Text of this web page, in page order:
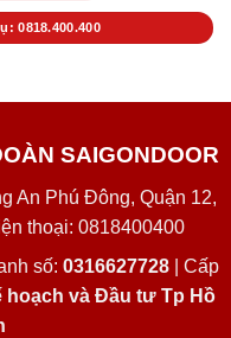
0818.400.400
SAIGONDOOR
An Phú Đông, Quận 12,
thoại: 0818400400
số: 0316627728| Cấp
hoạch và Đầu tư Tp Hồ